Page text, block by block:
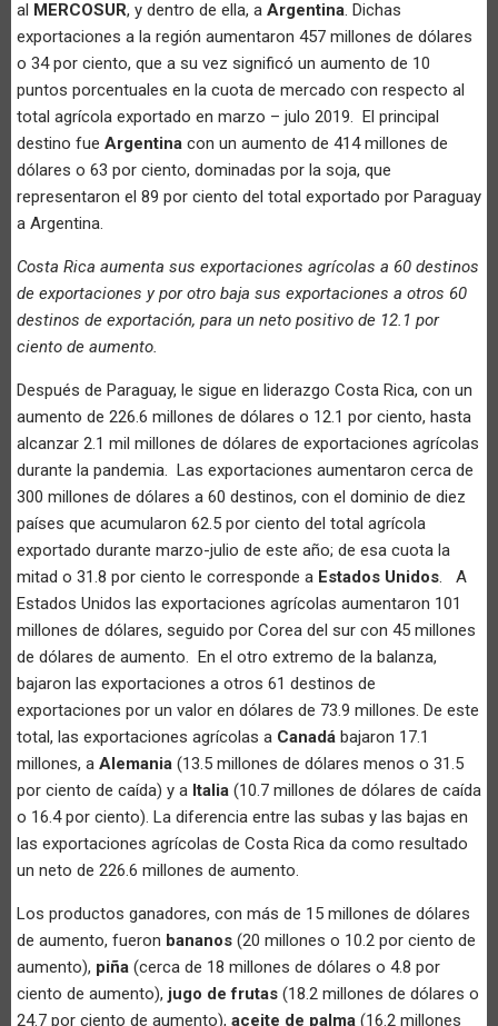
al MERCOSUR, y dentro de ella, a Argentina. Dichas
exportaciones a la región aumentaron 457 millones de dólares
o 34 por ciento, que a su vez significó un aumento de 10
puntos porcentuales en la cuota de mercado con respecto al
total agrícola exportado en marzo – julo 2019. El principal
destino fue Argentina con un aumento de 414 millones de
dólares o 63 por ciento, dominadas por la soja, que
representaron el 89 por ciento del total exportado por Paraguay
a Argentina.
Costa Rica aumenta sus exportaciones agrícolas a 60 destinos
de exportaciones y por otro baja sus exportaciones a otros 60
destinos de exportación, para un neto positivo de 12.1 por
ciento de aumento.
Después de Paraguay, le sigue en liderazgo Costa Rica, con un
aumento de 226.6 millones de dólares o 12.1 por ciento, hasta
alcanzar 2.1 mil millones de dólares de exportaciones agrícolas
durante la pandemia. Las exportaciones aumentaron cerca de
300 millones de dólares a 60 destinos, con el dominio de diez
países que acumularon 62.5 por ciento del total agrícola
exportado durante marzo-julio de este año; de esa cuota la
mitad o 31.8 por ciento le corresponde a Estados Unidos. A
Estados Unidos las exportaciones agrícolas aumentaron 101
millones de dólares, seguido por Corea del sur con 45 millones
de dólares de aumento. En el otro extremo de la balanza,
bajaron las exportaciones a otros 61 destinos de
exportaciones por un valor en dólares de 73.9 millones. De este
total, las exportaciones agrícolas a Canadá bajaron 17.1
millones, a Alemania (13.5 millones de dólares menos o 31.5
por ciento de caída) y a Italia (10.7 millones de dólares de caída
o 16.4 por ciento). La diferencia entre las subas y las bajas en
las exportaciones agrícolas de Costa Rica da como resultado
un neto de 226.6 millones de aumento.
Los productos ganadores, con más de 15 millones de dólares
de aumento, fueron bananos (20 millones o 10.2 por ciento de
aumento), piña (cerca de 18 millones de dólares o 4.8 por
ciento de aumento), jugo de frutas (18.2 millones de dólares o
24.7 por ciento de aumento), aceite de palma (16.2 millones